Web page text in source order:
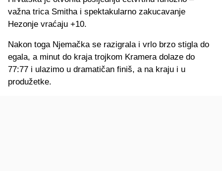
važna trica Smitha i spektakularno zakucavanje
Hezonje vraćaju +10.
Nakon toga Njemačka se razigrala i vrlo brzo stigla do
egala, a minut do kraja trojkom Kramera dolaze do
77:77 i ulazimo u dramatičan finiš, a na kraju i u
produžetke.